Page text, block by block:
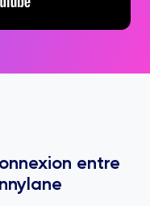
entre